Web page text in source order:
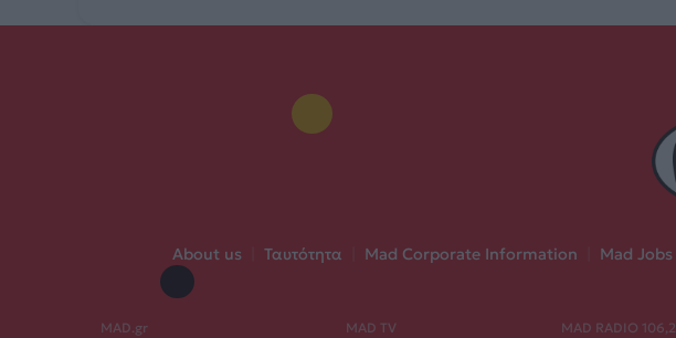
About us Ταυτότητα Mad Corporate Information Mad Jobs
MAD.gr MAD TV MAD RADIO 106,2